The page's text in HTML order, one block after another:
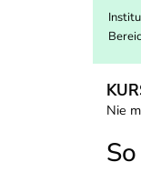
Nie